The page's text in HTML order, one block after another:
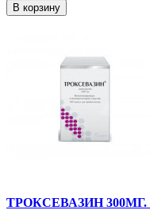
В корзину
ТРОКСЕВАЗИН